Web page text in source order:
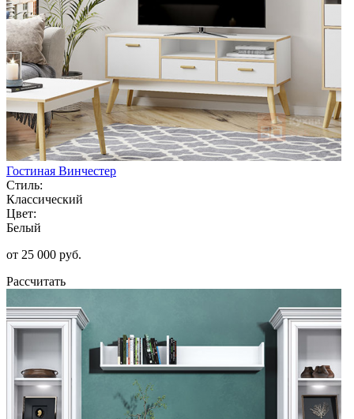
Гостиная Винчестер
Стиль:
Классический
Цвет:
Белый
от 25 000 руб.
Рассчитать